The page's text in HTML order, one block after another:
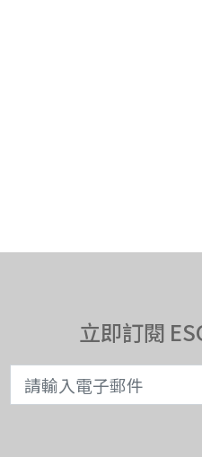
立即訂閱